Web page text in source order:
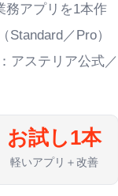
務アプリを1本作
／Pro）
アステリア公式／
お試し1本
軽いアプリ＋改善